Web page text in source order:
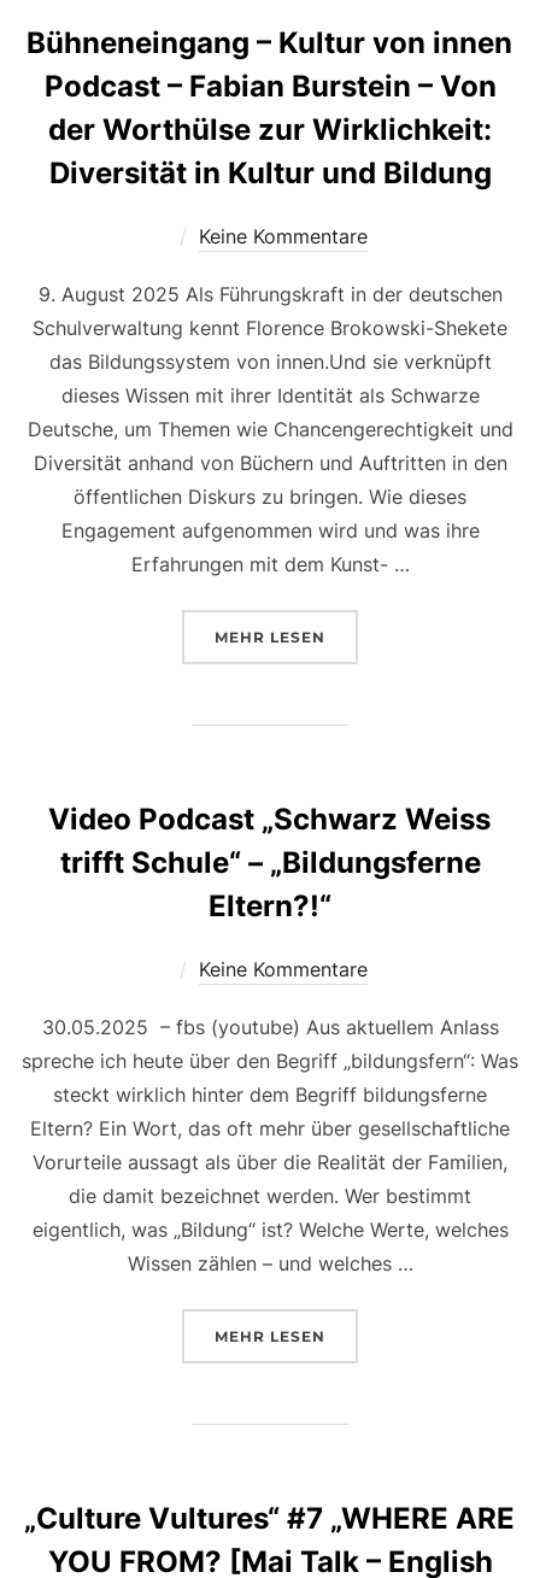
Bühneneingang – Kultur von innen
Podcast – Fabian Burstein – Von
der Worthülse zur Wirklichkeit:
Diversität in Kultur und Bildung
Keine Kommentare
9. August 2025 Als Führungskraft in der deutschen
Schulverwaltung kennt Florence Brokowski-Shekete
das Bildungssystem von innen.Und sie verknüpft
dieses Wissen mit ihrer Identität als Schwarze
Deutsche, um Themen wie Chancengerechtigkeit und
Diversität anhand von Büchern und Auftritten in den
öffentlichen Diskurs zu bringen. Wie dieses
Engagement aufgenommen wird und was ihre
Erfahrungen mit dem Kunst- …
MEHR LESEN
Video Podcast „Schwarz Weiss
trifft Schule“ – „Bildungsferne
Eltern?!“
Keine Kommentare
30.05.2025 – fbs (youtube) Aus aktuellem Anlass
spreche ich heute über den Begriff „bildungsfern“: Was
steckt wirklich hinter dem Begriff bildungsferne
Eltern? Ein Wort, das oft mehr über gesellschaftliche
Vorurteile aussagt als über die Realität der Familien,
die damit bezeichnet werden. Wer bestimmt
eigentlich, was „Bildung“ ist? Welche Werte, welches
Wissen zählen – und welches …
MEHR LESEN
„Culture Vultures“ #7 „WHERE ARE
YOU FROM? [Mai Talk – English